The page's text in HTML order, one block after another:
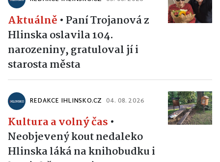
Aktuálně • Paní Trojanová z
Hlinska oslavila 104.
narozeniny, gratuloval jí i
starosta města
REDAKCE IHLINSKO.CZ 04. 08. 2026
Kultura a volný čas •
Neobjevený kout nedaleko
Hlinska láká na knihobudku i